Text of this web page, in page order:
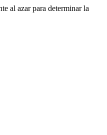
al azar para determinar la